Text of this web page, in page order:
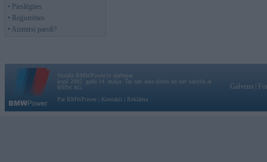
• Pieslēgties
• Reģistrēties
• Aizmirsi paroli?
Vortāls BMWPower.lv darbojas
kopš 2002. gada 14. maija. Tas nav auto klubs un nav saistīts ar
BMW AG.
Par BMWPower
Kontakti Reklāma
Galvena